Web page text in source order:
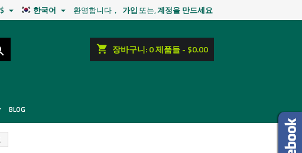
환영합니다， 가입 또는,계정을 만드세요
한국어 

shopping_cart 장바구니: 0제품들 - $0.00
BLOG